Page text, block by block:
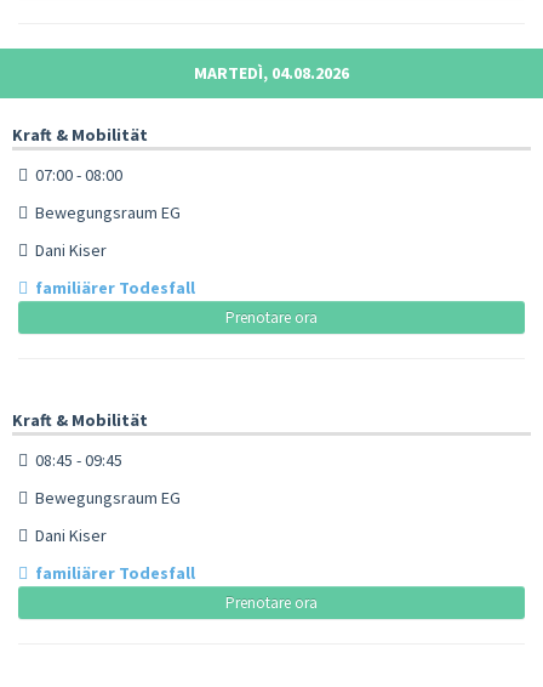
MARTEDÌ, 04.08.2026
Kraft & Mobilität
07:00 - 08:00
Bewegungsraum EG
Dani Kiser
familiärer Todesfall
Prenotare ora
Kraft & Mobilität
08:45 - 09:45
Bewegungsraum EG
Dani Kiser
familiärer Todesfall
Prenotare ora